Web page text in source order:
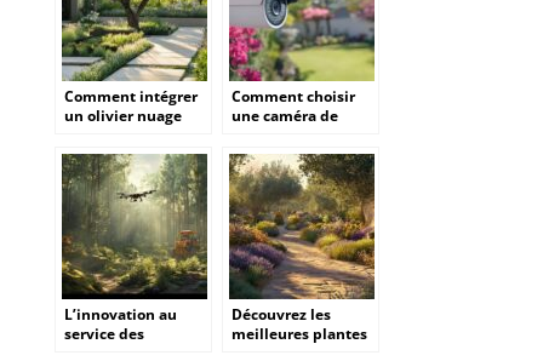
Comment intégrer
un olivier nuage
l’aménagement
paysager de votre
jardin
Comment choisir
une caméra de
extérieur sans fil
autonome pour
sécuriser votre
maison
L’innovation au
service des
Découvrez les
meilleures plantes